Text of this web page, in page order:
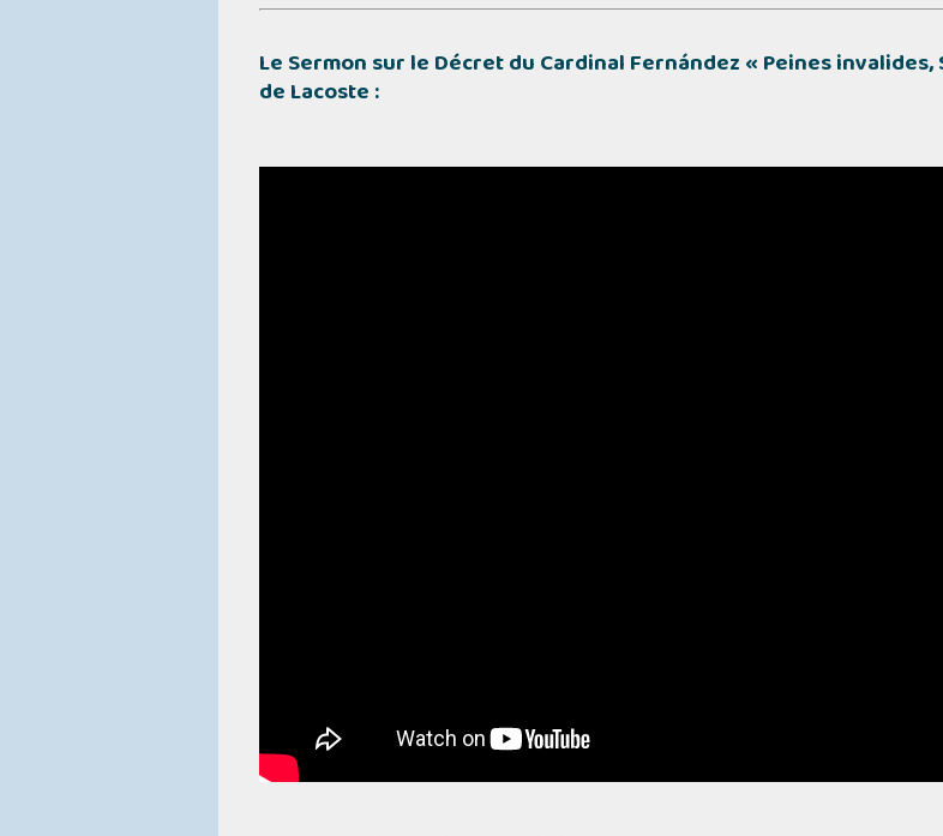
Le Sermon sur le Décret du Cardinal Fernández« Peines
de Lacoste :